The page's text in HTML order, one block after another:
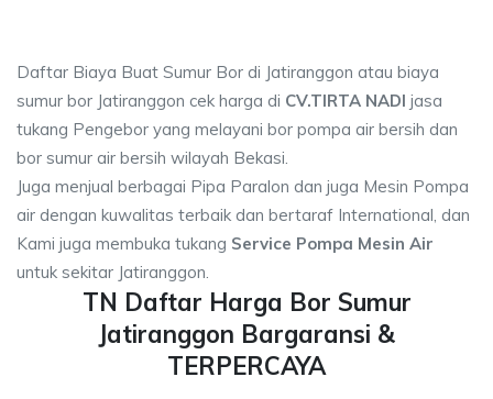
Daftar Biaya Buat Sumur Bor di Jatiranggon atau biaya
sumur bor Jatiranggon cek harga di CV.TIRTA NADI jasa
tukang Pengebor yang melayani bor pompa air bersih dan
bor sumur air bersih wilayah Bekasi.
Juga menjual berbagai Pipa Paralon dan juga Mesin Pompa
air dengan kuwalitas terbaik dan bertaraf International, dan
Kami juga membuka tukang Service Pompa Mesin Air
untuk sekitar Jatiranggon.
TN Daftar Harga Bor Sumur
Jatiranggon Bargaransi &
TERPERCAYA